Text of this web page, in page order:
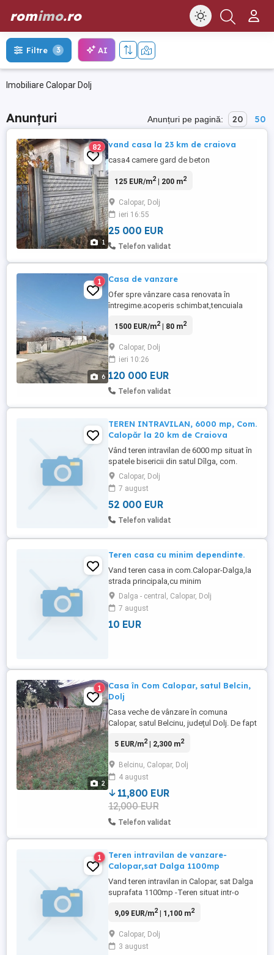
romimo.ro
Imobiliare Calopar Dolj
Filtre 3 AI
Anunțuri Anunțuri pe pagină: 20 50
1
82 vand casa la 23 km de craiova
casa4 camere gard de beton
125 EUR/m2| 200 m2
Calopar, Dolj
ieri 16:55
25 000 EUR
Telefon validat
6
1 Casa de vanzare
Ofer spre vânzare casa renovata în
întregime.acoperis schimbat,tencuiala
exterioara.Casa dispune de camere de
mobilate.beci+bucătărie vara sau camera
de depozitat,terasa+terasa garaj
.Împrejmuirea din fata este din gard
1500 EUR/m2| 80 m2
Calopar, Dolj
ieri 10:26
120 000 EUR
Telefon validat
TEREN INTRAVILAN, 6000 mp, Com.
Calopăr la 20 km de Craiova
Vând teren intravilan de 6000 mp situat în
spatele bisericii din satul Dîlga, com.
Calopăr, jud. Dolj, la 20 km de Craiova,
împrejmuit parțial, deschidere 20m,
lungime 30m, preț negociabil.
Calopar, Dolj
7 august
52 000 EUR
Telefon validat
Teren casa cu minim dependinte.
Vand teren casa in com.Calopar-Dalga,la
strada principala,cu minim
dependinte.1900mp - 10Eur mp.
Dalga - central, Calopar, Dolj
7 august
10 EUR
2
1
Casa în Com Calopar, satul Belcin,
Dolj
Casa veche de vânzare în comuna
Calopar, satul Belcinu, județul Dolj. De fapt
foarte avansată de degradare care trebuie
mai recent, cu ceva investiție poate fi
locuită. Curtea casei are 2300 mp. Casa
este conectată la rețeaua ...
5 EUR/m2| 2,300 m2
Belcinu, Calopar, Dolj
4 august
11,800 EUR
12,000 EUR
Telefon validat
1
Teren intravilan de vanzare-
Calopar,sat Dalga 1100mp
Vand teren intravilan in Calopar, sat Dalga
suprafata 1100mp -Teren situat intr-o
in regula pret:10.000 Pentru mai multe
9,09 EUR/m2| 1,100 m2
Calopar, Dolj
3 august